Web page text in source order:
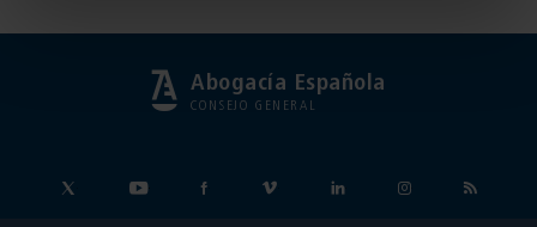
Abogacía Española
CONSEJO GENERAL